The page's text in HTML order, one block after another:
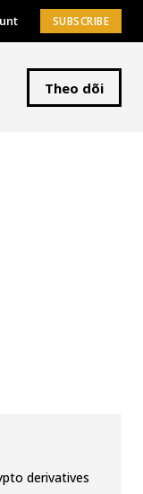
SUBSCRIBE
Theo dõi
derivatives